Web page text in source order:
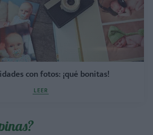
con fotos: ¡qué bonitas!
LEER